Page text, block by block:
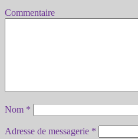
Commentaire
Nom *
Adresse de messagerie *